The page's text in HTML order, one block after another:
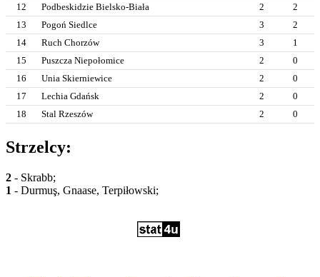
12
Podbeskidzie Bielsko-Biała 2
2
13
Pogoń Siedlce 3
2
14
Ruch Chorzów 3
1
15
Puszcza Niepołomice 2
0
16
Unia Skierniewice 2
0
17
Lechia Gdańsk 2
0
18
Stal Rzeszów 2 0
Strzelcy:
2 - Skrabb;
1 - Durmuş, Gnaase, Terpiłowski;